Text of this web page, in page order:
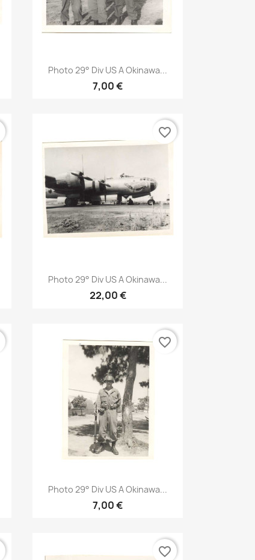
Aperçu rapide
Photo 29° Div US A Okinawa...
7,00 €
Aperçu rapide
Photo 29° Div US A Okinawa...
22,00 €
favorite_border
Aperçu rapide
Photo 29° Div US A Okinawa...
7,00 €
favorite_border
favorite_border